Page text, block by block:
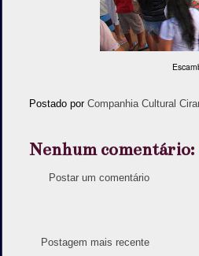
Postado por Companhia Cultural
Nenhum comentário:
Postar um comentário
Postagem mais recente